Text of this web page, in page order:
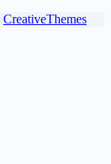
CreativeThemes